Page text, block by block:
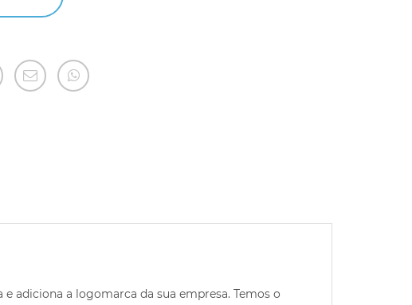
adiciona a logomarca da sua empresa. Temos o